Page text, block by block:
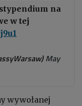
na
w tej
May
wywołanej